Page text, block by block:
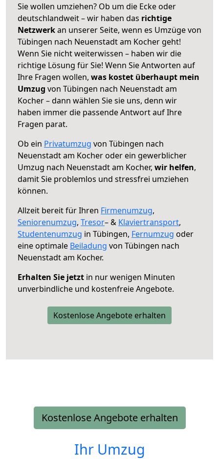
Sie wollen umziehen? Ob um die Ecke oder
deutschlandweit – wir haben das richtige
Netzwerkan unserer Seite, wenn es Umzüge von
Tübingen nach Neuenstadt am Kocher geht!
Wenn Sie nicht weiterwissen – haben wir die
richtige Lösung für Sie! Wenn Sie Antworten auf
Ihre Fragen wollen, was kostet überhaupt mein
Umzug von Tübingen nach Neuenstadt am
Kocher – dann wählen Sie sie uns, denn wir
haben immer die passende Antwort auf Ihre
Fragen parat.
Ob ein Privatumzug von Tübingen nach
Neuenstadt am Kocher oder ein gewerblicher
Umzug nach Neuenstadt am Kocher, wir helfen,
damit Sie problemlos und stressfrei umziehen
können.
Allzeit bereit für Ihren Firmenumzug,
Seniorenumzug, Tresor– & Klaviertransport,
Studentenumzug in Tübingen, Fernumzug oder
eine optimale Beiladung von Tübingen nach
Neuenstadt am Kocher.
Erhalten Sie jetzt in nur wenigen Minuten
unverbindliche und kostenfreie Angebote.
Kostenlose Angebote erhalten
Kostenlose Angebote erhalten
Ihr Umzug